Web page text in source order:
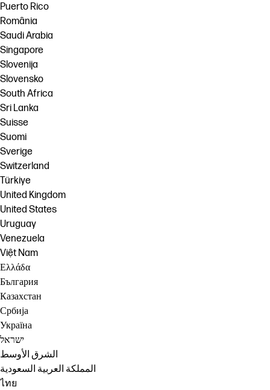
Puerto Rico
România
Saudi Arabia
Singapore
Slovenija
Slovensko
South Africa
Sri Lanka
Suisse
Suomi
Sverige
Switzerland
Türkiye
United Kingdom
United States
Uruguay
Venezuela
Việt Nam
Ελλάδα
България
Казахстан
Србија
Україна
ישראל
الشرق الأوسط
المملكة العربية السعودية
ไทย